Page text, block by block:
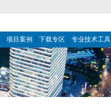
项目案例 下载专区 专业技术工具